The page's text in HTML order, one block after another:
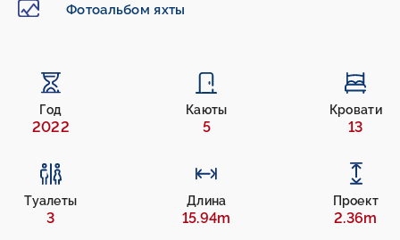
Фотоальбом яхты
Год
2022
Каюты
5
Кровати
13
Туалеты
3
Длина
15.94m
Проект
2.36m